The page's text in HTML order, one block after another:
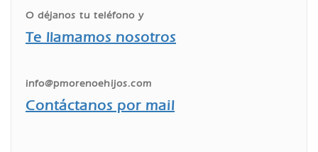
O déjanos tu teléfono y
Te llamamos nosotros
info@pmorenoehijos.com
Contáctanos por mail